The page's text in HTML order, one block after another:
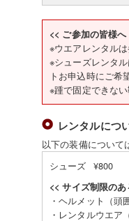
<< ご参加の皆様へ
※ウエアレンタル
※シューズレンタ
トお申込時にご希
※踵で固定できな
レンタルにつ
以下の装備について
シューズ ¥800
<< サイズ制限のあ
・ヘルメット（頭
・レンタルウエ